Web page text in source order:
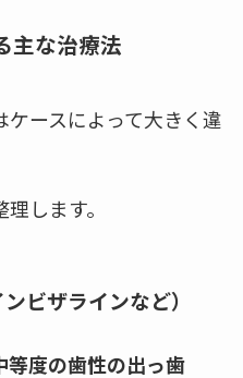
主な治療法
ースによって大きく違
します。
ビザラインなど）
等度の歯性の出っ歯